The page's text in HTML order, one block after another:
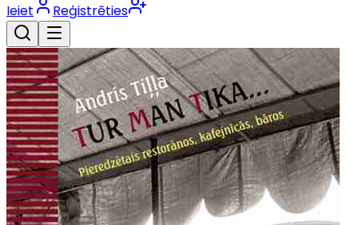
Ieiet Reģistrēties